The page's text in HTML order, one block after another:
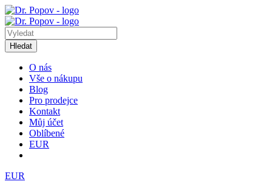
Hledat
O nás
Vše o nákupu
Blog
Pro prodejce
Kontakt
Můj účet
Oblíbené
EUR
EUR